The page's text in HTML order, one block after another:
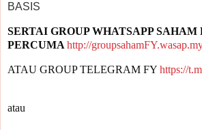
BASIS
SERTAI GROUP WHATSAPP SAHAM
PERCUMA http://
ATAU GROUP TELEGRAM FY https://